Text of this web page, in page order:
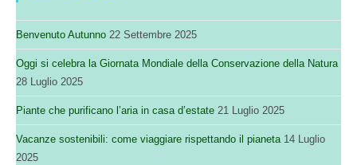
Benvenuto Autunno 22 Settembre 2025
Oggi si celebra la Giornata Mondiale della Conservazione della Natura
28 Luglio 2025
Piante che purificano l’aria in casa d’estate 21 Luglio 2025
Vacanze sostenibili: come viaggiare rispettando il pianeta 14 Luglio
2025